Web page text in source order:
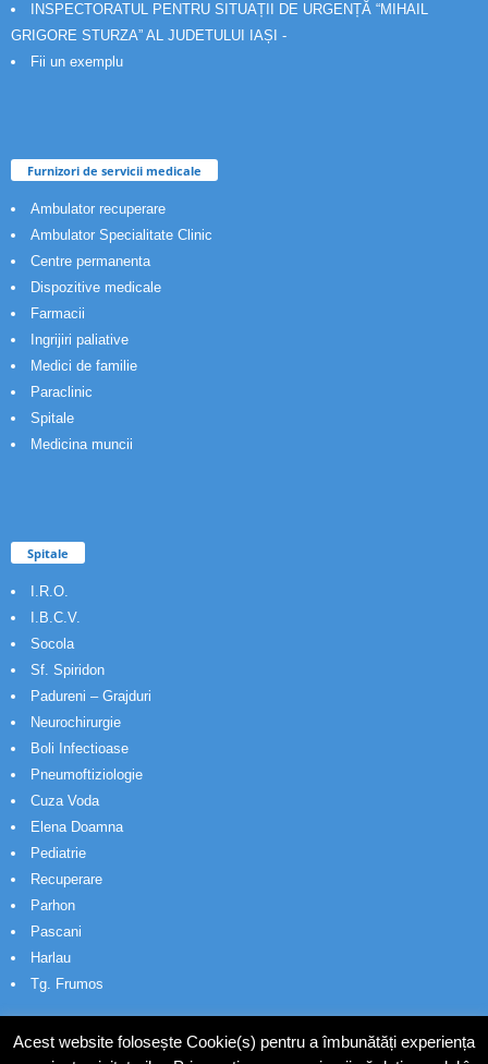
INSPECTORATUL PENTRU SITUAȚII DE URGENȚĂ “MIHAIL
GRIGORE STURZA” AL JUDETULUI IAȘI -
Fii un exemplu
Furnizori de servicii medicale
Ambulator recuperare
Ambulator Specialitate Clinic
Centre permanenta
Dispozitive medicale
Farmacii
Ingrijiri paliative
Medici de familie
Paraclinic
Spitale
Medicina muncii
Spitale
I.R.O.
I.B.C.V.
Socola
Sf. Spiridon
Padureni – Grajduri
Neurochirurgie
Boli Infectioase
Pneumoftiziologie
Cuza Voda
Elena Doamna
Pediatrie
Recuperare
Parhon
Pascani
Harlau
Tg. Frumos
Acest website folosește Cookie(s) pentru a îmbunătăți experiența